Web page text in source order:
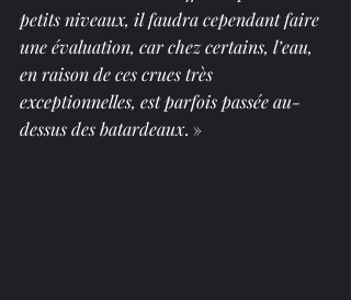
petits niveaux, il faudra cependant faire
une évaluation, car chez certains, l’eau,
en raison de ces crues très
exceptionnelles, est parfois passée au-
dessus des batardeaux. »